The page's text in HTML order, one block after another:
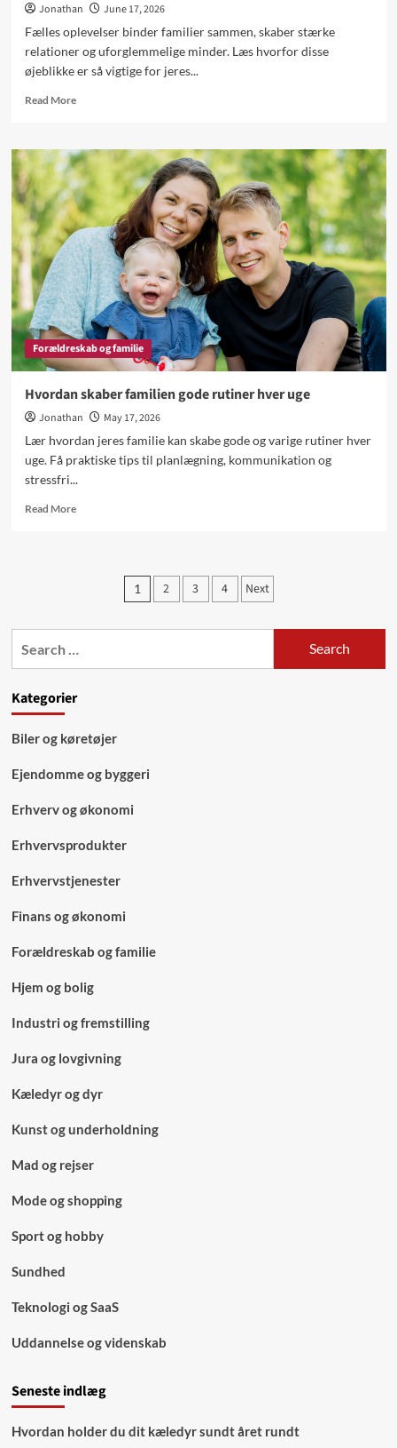
Jonathan
June 17, 2026
Fælles oplevelser binder familier sammen, skaber stærke
relationer og uforglemmelige minder. Læs hvorfor disse
øjeblikke er så vigtige for jeres...
Read MoreRead
Hvorfor
er
fælles
oplevelser
vigtige
for
familien
Forældreskab og familie
Hvordan skaber familien gode rutiner hver uge
Jonathan
May 17, 2026
Lær hvordan jeres familie kan skabe gode og varige rutiner hver
uge. Få praktiske tips til planlægning, kommunikation og
stressfri...
Read MoreRead
uge
Posts
pagination
1 2 3 4 Next
Kategorier
Biler og køretøjer
Ejendomme og byggeri
Erhverv og økonomi
Erhvervsprodukter
Erhvervstjenester
Finans og økonomi
Forældreskab og familie
Hjem og bolig
Industri og fremstilling
Jura og lovgivning
Kæledyr og dyr
Kunst og underholdning
Mad og rejser
Mode og shopping
Sport og hobby
Sundhed
Teknologi og SaaS
Uddannelse og videnskab
Seneste indlæg
Hvordan holder du dit kæledyr sundt året rundt